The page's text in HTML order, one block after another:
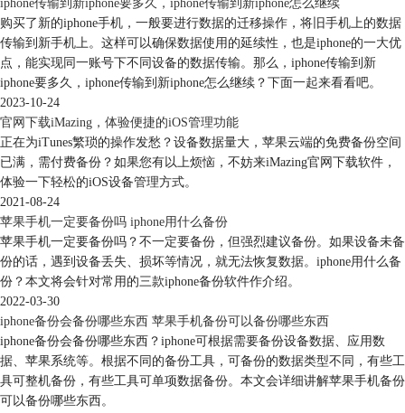
图4：重启软件
重启软件后，如图5所示，iMazing就会呈现为中文界面，操作起来相当简
单。
不同于其他管理
的操作界面相似，并且界面友好而简洁，因此，对于习惯使用Windows系
统的用户来说，其操作难度会比iTunes低很多，这也是iMazing受欢迎的原
因之一。
iphone传输到新iphone要多久，iphone传输到新iphone怎么继续
购买了新的iphone手机，一般要进行数据的迁移操作，将旧手机上的数据
传输到新手机上。这样可以确保数据使用的延续性，也是iphone的一大优
点，能实现同一账号下不同设备的数据传输。那么，iphone传输到新
iphone要多久，iphone传输到新iphone怎么继续？下面一起来看看吧。
2023-10-24
官网下载iMazing，体验便捷的iOS管理功能
正在为iTunes繁琐的操作发愁？设备数据量大，苹果云端的免费备份空间
已满，需付费备份？如果您有以上烦恼，不妨来iMazing官网下载软件，
体验一下轻松的iOS设备管理方式。
2021-08-24
苹果手机一定要备份吗 iphone用什么备份
苹果手机一定要备份吗？不一定要备份，但强烈建议备份。如果设备未备
份的话，遇到设备丢失、损坏等情况，就无法恢复数据。iphone用什么备
份？本文将会针对常用的三款iphone备份软件作介绍。
2022-03-30
iphone备份会备份哪些东西 苹果手机备份可以备份哪些东西
iphone备份会备份哪些东西？iphone可根据需要备份设备数据、应用数
据、苹果系统等。根据不同的备份工具，可备份的数据类型不同，有些工
具可整机备份，有些工具可单项数据备份。本文会详细讲解苹果手机备份
可以备份哪些东西。